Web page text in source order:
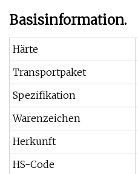
Basisinformation.
Härte
Transportpaket
Spezifikation
Warenzeichen
Herkunft
HS-Code